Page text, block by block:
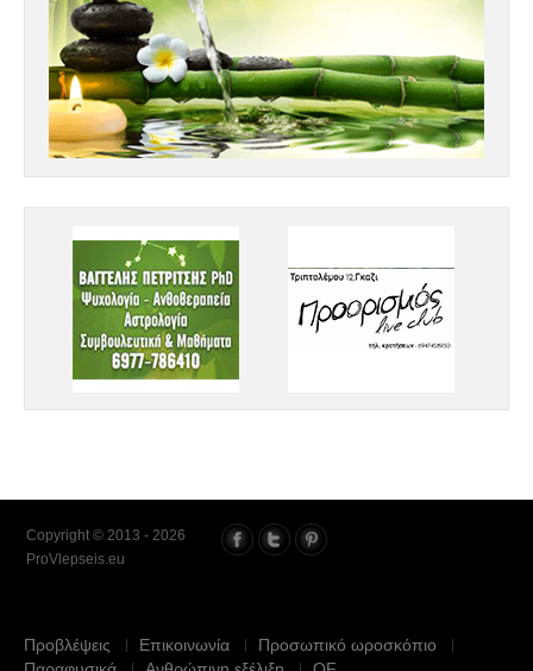
Copyright © 2013 - 2026
ProVlepseis.eu
Προβλέψεις Επικοινωνία
Προσωπικό ωροσκόπιο